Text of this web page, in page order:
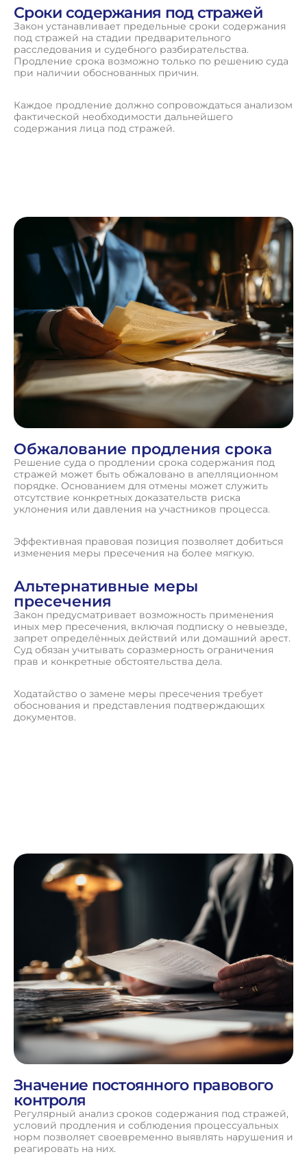
Сроки содержания под стражей
Закон устанавливает предельные сроки содержания
под стражей на стадии предварительного
расследования и судебного разбирательства.
Продление срока возможно только по решению суда
при наличии обоснованных причин.
Каждое продление должно сопровождаться анализом
фактической необходимости дальнейшего
содержания лица под стражей.
Обжалование продления срока
Решение суда о продлении срока содержания под
стражей может быть обжаловано в апелляционном
порядке. Основанием для отмены может служить
отсутствие конкретных доказательств риска
уклонения или давления на участников процесса.
Эффективная правовая позиция позволяет добиться
изменения меры пресечения на более мягкую.
Альтернативные меры
пресечения
Закон предусматривает возможность применения
иных мер пресечения, включая подписку о невыезде,
запрет определённых действий или домашний арест.
Суд обязан учитывать соразмерность ограничения
прав и конкретные обстоятельства дела.
Ходатайство о замене меры пресечения требует
обоснования и представления подтверждающих
документов.
Значение постоянного правового
контроля
Регулярный анализ сроков содержания под стражей,
условий продления и соблюдения процессуальных
норм позволяет своевременно выявлять нарушения и
реагировать на них.